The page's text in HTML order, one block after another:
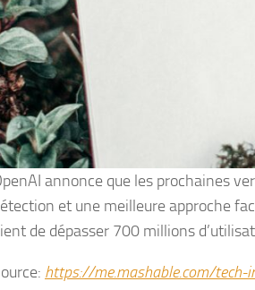
annonce que les prochaines
et une meilleure approche
de dépasser 700 millions
https://me.mashable.com/